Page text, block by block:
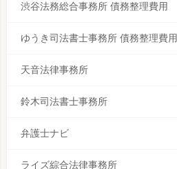
渋谷法務総合事務所 債務整理費用
ゆうき司法書士事務所 債務整理費用
天音法律事務所
鈴木司法書士事務所
弁護士ナビ
ライズ綜合法律事務所